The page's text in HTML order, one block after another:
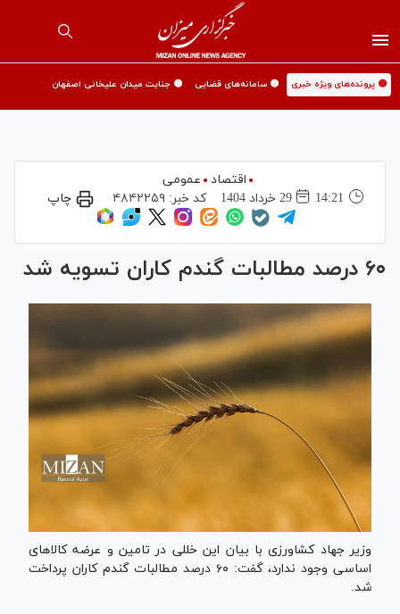
🟡 پرونده‌های ویژه خبری 🟡 سامانه‌های قضایی 🟡 جنایت میدان علیخانی اصفهان
اقتصاد
عمومی
14:21
29 خرداد 1404 کد خبر: ۴۸۴۲۲۵۹ چاپ
۶۰ درصد مطالبات گندم کاران تسویه شد
وزیر جهاد کشاورزی با بیان این خللی در تامین و عرضه کالاهای
اساسی وجود ندارد، گفت: ۶۰ درصد مطالبات گندم کاران پرداخت
شد.